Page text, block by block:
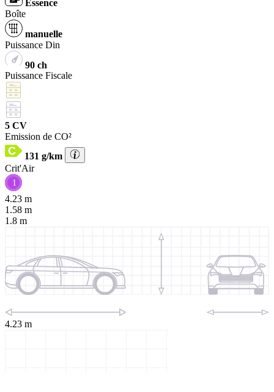
Essence
Boîte
manuelle
Puissance Din
90 ch
Puissance Fiscale
5 CV
Emission de CO²
131 g/km
Crit'Air
1
4.23 m
1.58 m
1.8 m
4.23 m